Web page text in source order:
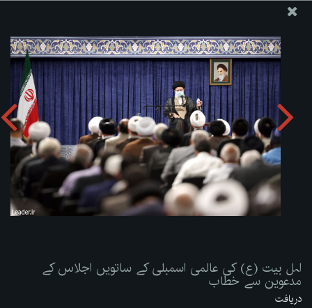
اہل بیت (ع) کی عالمی اسمبلی کے ساتویں اجلاس کے مدعوین
سے خطاب
تصویری البم دریافت کریں:zip
اہل بیت (ع) کی عالمی اسمبلی کے ساتویں اجلاس کے
مدعوین سے خطاب
دریافت